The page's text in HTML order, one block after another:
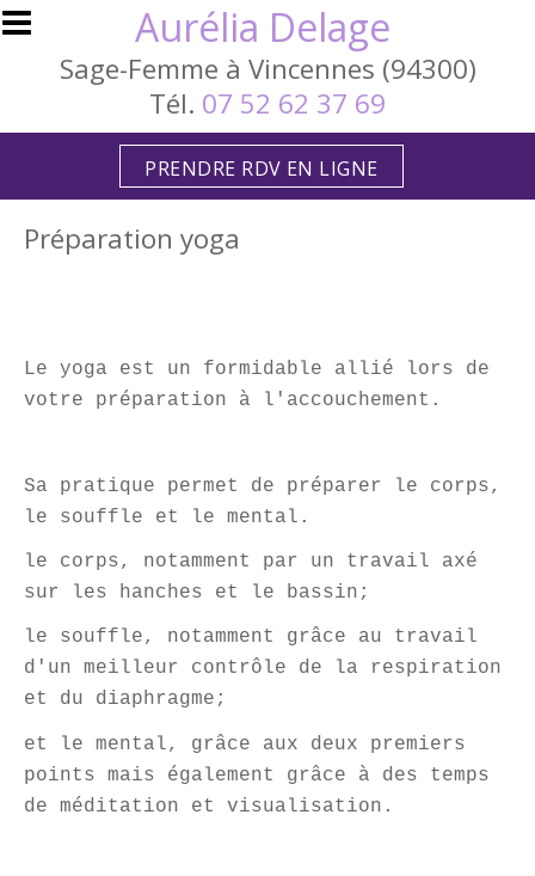
Aller au contenu principalAurélia Delage
Sage-Femme à Vincennes (94300)
Tél. 07 52 62 37 69
PRENDRE RDV EN LIGNE
Préparation yoga
Le yoga est un formidable allié lors de
votre préparation à l'accouchement.
Sa pratique permet de préparer le corps,
le souffle et le mental.
le corps, notamment par un travail axé
sur les hanches et le bassin;
le souffle, notamment grâce au travail
d'un meilleur contrôle de la respiration
et du diaphragme;
et le mental, grâce aux deux premiers
points mais également grâce à des temps
de méditation et visualisation.